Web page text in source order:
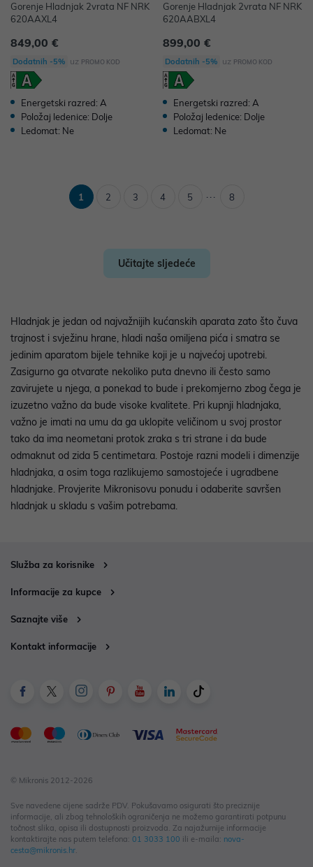
Gorenje Hladnjak 2vrata NF NRK
620AAXL4
849,00 €
Dodatnih -5% uz PROMO KOD
Energetski razred: A
Položaj ledenice: Dolje
Ledomat: Ne
Gorenje Hladnjak 2vrata NF NRK
620AABXL4
899,00 €
Dodatnih -5% uz PROMO KOD
Energetski razred: A
Položaj ledenice: Dolje
Ledomat: Ne
1 2 3 4 5 ... 8
Učitajte sljedeće
Hladnjak je jedan od najvažnijih kućanskih aparata zato što čuva
trajnost i svježinu hrane, hladi naša omiljena pića i smatra se
jedinim aparatom bijele tehnike koji je u najvećoj upotrebi.
Zasigurno ga otvarate nekoliko puta dnevno ili često samo
zavirujete u njega, a ponekad to bude i prekomjerno zbog čega je
izuzetno važno da bude visoke kvalitete. Pri kupnji hladnjaka,
važno je imati na umu da ga uklopite veličinom u svoj prostor
tako da ima neometani protok zraka s tri strane i da bude
odmaknut od zida 5 centimetara. Postoje razni modeli i dimenzije
hladnjaka, a osim toga razlikujemo samostojeće i ugradbene
hladnjake. Provjerite Mikronisovu ponudu i odaberite savršen
hladnjak u skladu s vašim potrebama.
Služba za korisnike
Informacije za kupce
Saznajte više
Kontakt informacije
© Mikronis 2012-2026
Sve navedene cijene sadrže PDV. Pokušavamo osigurati što preciznije
informacije, ali zbog tehnoloških ograničenja ne možemo garantirati potpunu
točnost slika, opisa ili dostupnosti proizvoda. Za najažurnije informacije
kontaktirajte nas putem telefona: 01 3033 100 ili e-maila: nova-
cesta@mikronis.hr